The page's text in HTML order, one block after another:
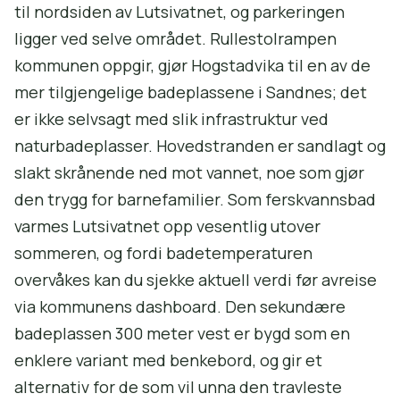
til nordsiden av Lutsivatnet, og parkeringen
ligger ved selve området. Rullestolrampen
kommunen oppgir, gjør Hogstadvika til en av de
mer tilgjengelige badeplassene i Sandnes; det
er ikke selvsagt med slik infrastruktur ved
naturbadeplasser. Hovedstranden er sandlagt og
slakt skrånende ned mot vannet, noe som gjør
den trygg for barnefamilier. Som ferskvannsbad
varmes Lutsivatnet opp vesentlig utover
sommeren, og fordi badetemperaturen
overvåkes kan du sjekke aktuell verdi før avreise
via kommunens dashboard. Den sekundære
badeplassen 300 meter vest er bygd som en
enklere variant med benkebord, og gir et
alternativ for de som vil unna den travleste